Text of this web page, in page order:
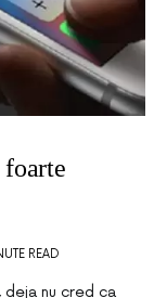
foarte
READ
nu cred ca